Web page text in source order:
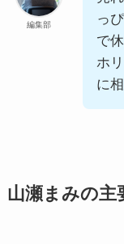
編集部
っ
で
ホ
に
山瀬まみの主